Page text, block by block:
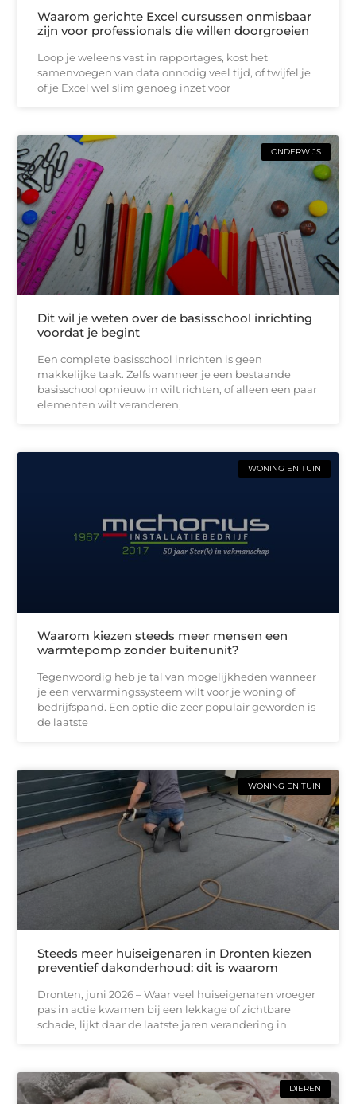
Waarom gerichte Excel cursussen onmisbaar
zijn voor professionals die willen doorgroeien
Loop je weleens vast in rapportages, kost het
samenvoegen van data onnodig veel tijd, of twijfel je
of je Excel wel slim genoeg inzet voor
ONDERWIJS
Dit wil je weten over de basisschool inrichting
voordat je begint
Een complete basisschool inrichten is geen
makkelijke taak. Zelfs wanneer je een bestaande
basisschool opnieuw in wilt richten, of alleen een paar
elementen wilt veranderen,
WONING EN TUIN
Waarom kiezen steeds meer mensen een
warmtepomp zonder buitenunit?
Tegenwoordig heb je tal van mogelijkheden wanneer
je een verwarmingssysteem wilt voor je woning of
bedrijfspand. Een optie die zeer populair geworden is
de laatste
WONING EN TUIN
Steeds meer huiseigenaren in Dronten kiezen
preventief dakonderhoud: dit is waarom
Dronten, juni 2026 – Waar veel huiseigenaren vroeger
pas in actie kwamen bij een lekkage of zichtbare
schade, lijkt daar de laatste jaren verandering in
DIEREN